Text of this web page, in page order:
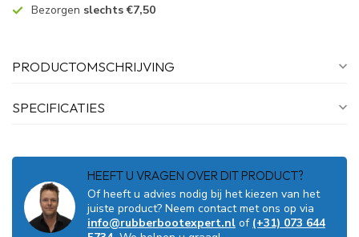
Bezorgen slechts €7,50
PRODUCTOMSCHRIJVING
SPECIFICATIES
HEEFT U VRAGEN OVER DIT PRODUCT?
Of heeft u advies nodig bij het kiezen van het
juiste product? Neem contact met ons op via
info@rubberbootexpert.nl of (+31) 073 644